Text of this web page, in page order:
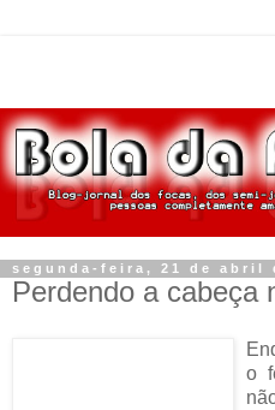
segunda-feira, 21 de abril
Perdendo a cabeça
o